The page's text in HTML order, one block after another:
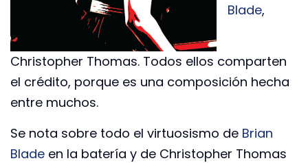
Blade,
Christopher Thomas. Todos ellos comparten
el crédito, porque es una composición hecha
entre muchos.
Se nota sobre todo el virtuosismo de Brian
Blade en la batería y de Christopher Thomas